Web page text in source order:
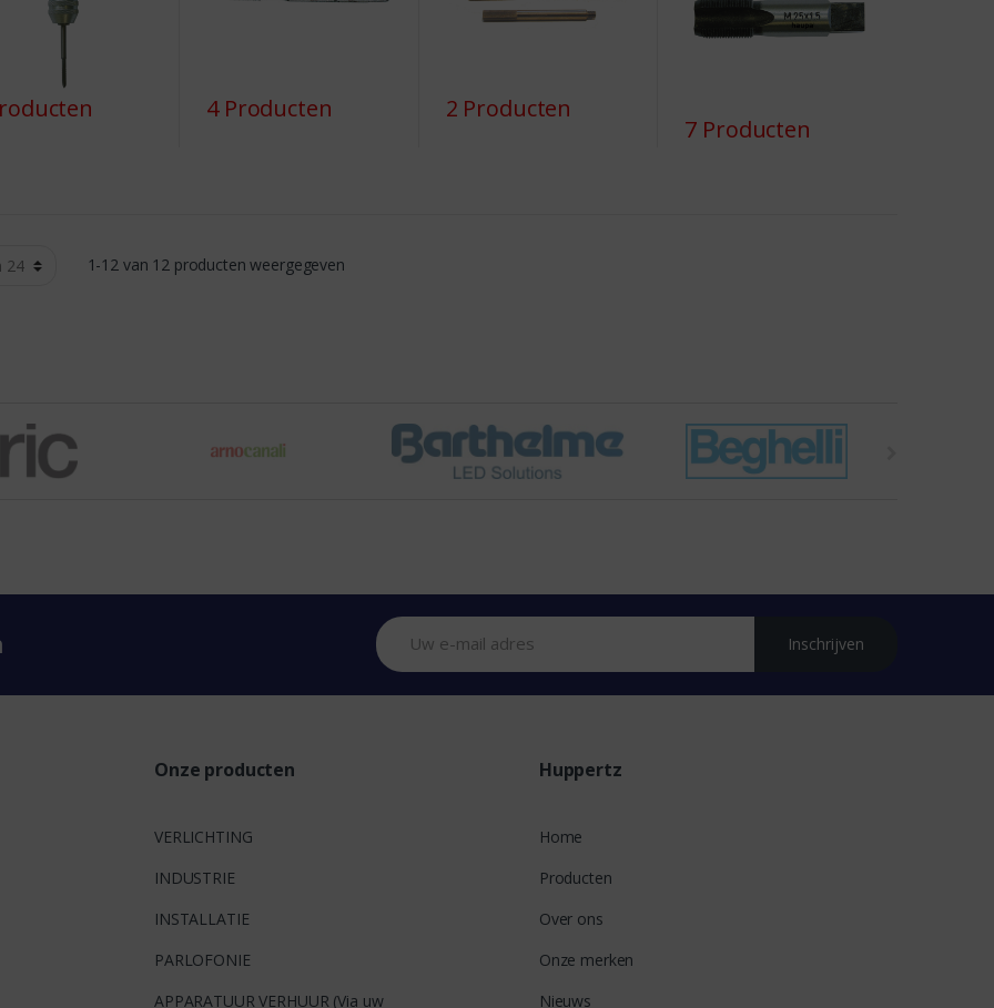
4 Producten 2 Producten
7 Producten
1-12 van 12 producten weergegeven
Inschrijven
Onze producten
VERLICHTING
INDUSTRIE
INSTALLATIE
PARLOFONIE
APPARATUUR VERHUUR (Via uw
Huppertz
Home
Producten
Over ons
Onze merken
Nieuws